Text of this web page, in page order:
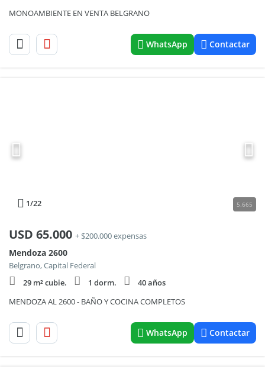
MONOAMBIENTE EN VENTA BELGRANO
WhatsApp Contactar
1/22 5.665
USD 65.000 + $200.000 expensas
Mendoza 2600
Belgrano, Capital Federal
29 m² cubie.
1 dorm.
40 años
MENDOZA AL 2600 - BAÑO Y COCINA COMPLETOS
WhatsApp Contactar